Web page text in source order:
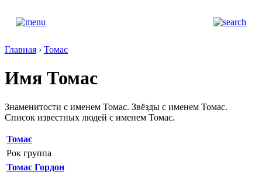
Главная › Томас
Имя Томас
Знаменитости с именем Томас. Звёзды с именем Томас.
Список известных людей с именем Томас.
Томас
Рок группа
Томас Гордон